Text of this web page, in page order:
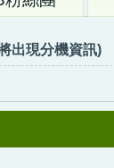
出現分機資訊)